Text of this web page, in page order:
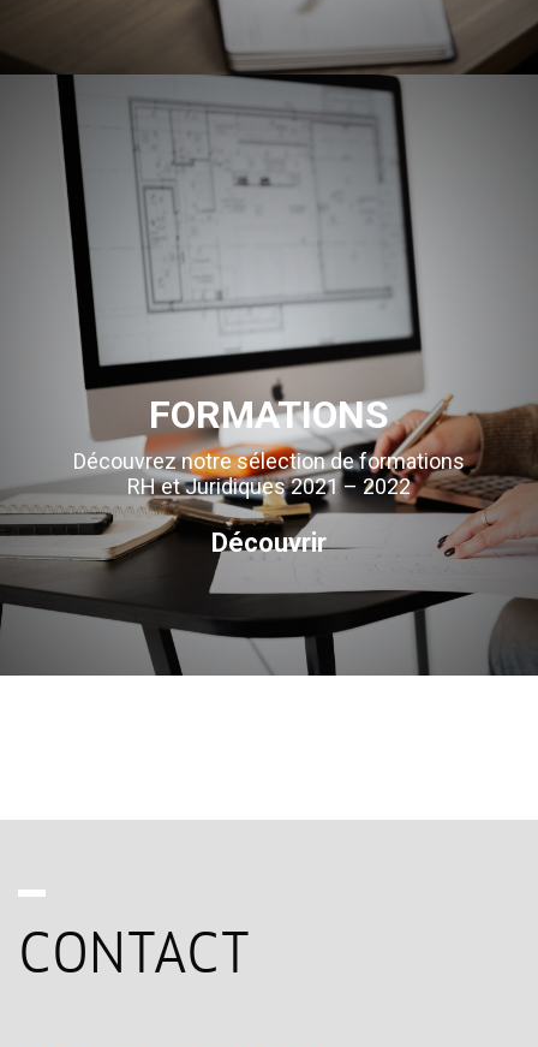
FORMATIONS
Découvrez notre sélection de formations
RH et Juridiques 2021 – 2022
Découvrir
CONTACT